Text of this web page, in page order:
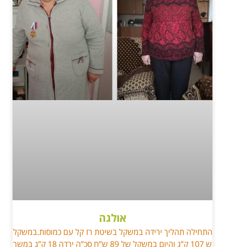
אולגה
התחילה תהליך ירידה במשקל בשיטת רז קל עם כמוסות.במשקל
ש 107 ק”ג והיום במשקל של 89 ש”ח סכ”ה ירדה 18 ק”ג במשך